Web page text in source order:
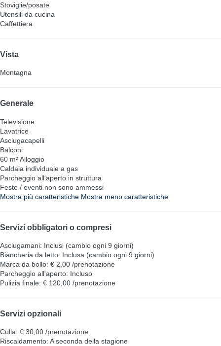
Stoviglie/posate
Utensili da cucina
Caffettiera
Vista
Montagna
Generale
Televisione
Lavatrice
Asciugacapelli
Balconi
60 m² Alloggio
Caldaia individuale a gas
Parcheggio all'aperto in struttura
Feste / eventi non sono ammessi
Mostra più caratteristiche Mostra meno caratteristiche
Servizi obbligatori o compresi
Asciugamani: Inclusi (cambio ogni 9 giorni)
Biancheria da letto: Inclusa (cambio ogni 9 giorni)
Marca da bollo: € 2,00 /prenotazione
Parcheggio all'aperto: Incluso
Pulizia finale: € 120,00 /prenotazione
Servizi opzionali
Culla: € 30,00 /prenotazione
Riscaldamento: A seconda della stagione